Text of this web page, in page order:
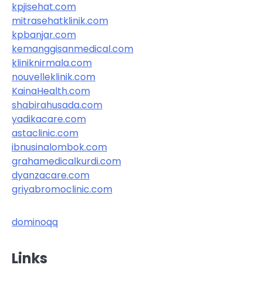
kpjisehat.com
mitrasehatklinik.com
kpbanjar.com
kemanggisanmedical.com
kliniknirmala.com
nouvelleklinik.com
KainaHealth.com
shabirahusada.com
yadikacare.com
astaclinic.com
ibnusinalombok.com
grahamedicalkurdi.com
dyanzacare.com
griyabromoclinic.com
dominoqq
Links